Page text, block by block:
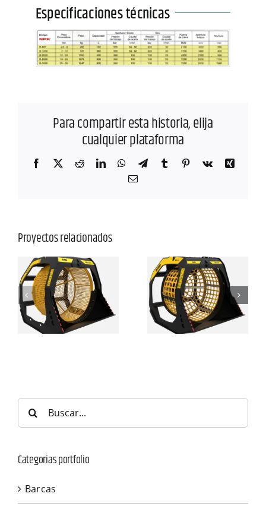
Especificaciones técnicas
Para compartir esta historia, elija
cualquier plataforma
Facebook
X RedditLinkedInWhatsApp
TelegramTumblr Pinterest
Vk
Xing
Correo
Proyectos relacionados
Categorias portfolio
Barcas